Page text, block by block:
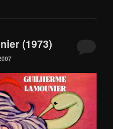
(1973)